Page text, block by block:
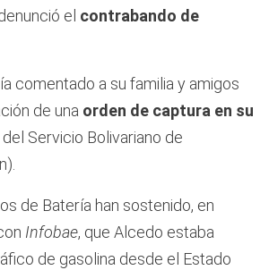
el contrabando de
comentado a su familia y amigos
de una orden de captura en su
Servicio Bolivariano de
de Batería han sostenido, en
Infobae, que Alcedo estaba
de gasolina desde el Estado